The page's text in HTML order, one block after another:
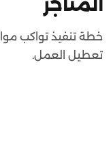
خطة تنفيذ تواكب
تعطيل العمل.